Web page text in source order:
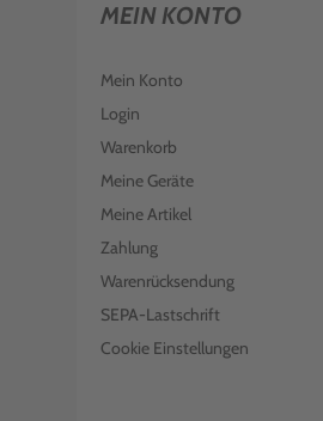
MEIN KONTO
Mein Konto
Login
Warenkorb
Meine Geräte
Meine Artikel
Zahlung
Warenrücksendung
SEPA-Lastschrift
Cookie Einstellungen